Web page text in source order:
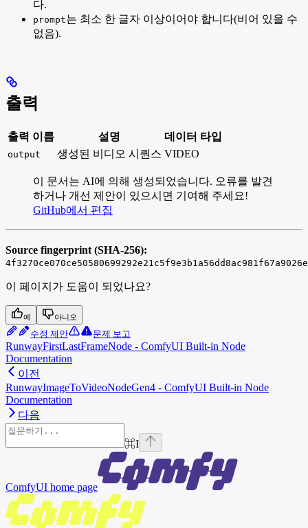
다.
prompt는 최소 한 글자 이상이어야 합니다(비어 있을 수
없음).
출력
출력 이름 설명 데이터 타입
output 생성된 비디오 시퀀스 VIDEO
이 문서는 AI에 의해 생성되었습니다. 오류를 발견
하거나 개선 제안이 있으시면 기여해 주세요!
GitHub에서 편집
Source fingerprint (SHA-256):
이 페이지가 도움이 되었나요?
예 아니오
수정 제안 문제 보고
RunwayFirstLastFrameNode - ComfyUI Built-in Node
Documentation
이전
RunwayImageToVideoNodeGen4 - ComfyUI Built-in Node
Documentation
다음
⌘I
ComfyUI home page